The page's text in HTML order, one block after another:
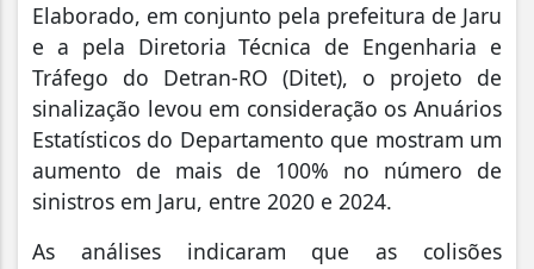
Elaborado, em conjunto pela prefeitura de Jaru
e a pela Diretoria Técnica de Engenharia e
Tráfego do Detran-RO (Ditet), o projeto de
sinalização levou em consideração os Anuários
Estatísticos do Departamento que mostram um
aumento de mais de 100% no número de
sinistros em Jaru, entre 2020 e 2024.
As análises indicaram que as colisões